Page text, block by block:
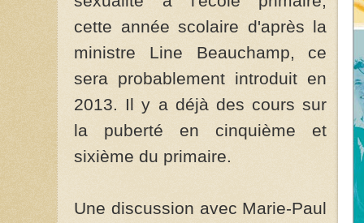
cette année scolaire d'après la
ministre Line Beauchamp, ce
sera probablement introduit en
2013. Il y a déjà des cours sur
la puberté en cinquième et
sixième du primaire.
Une discussion avec Marie-Paul